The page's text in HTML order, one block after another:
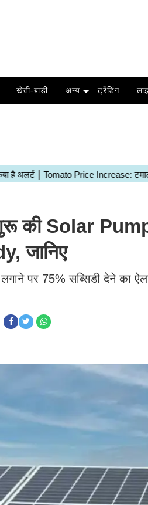
खेती-बाड़ी अन्य ट्रेंडिंग
की Solar
जानिए
लगाने पर 75% सब्सिडी देने